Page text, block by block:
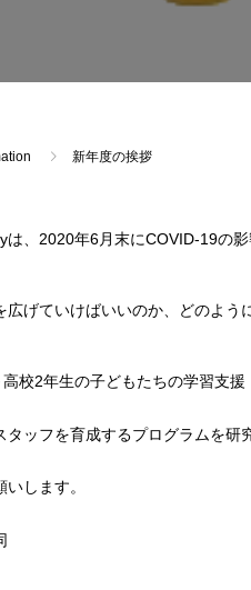
新年度の挨拶
、2020年6月末にCOVID-19の
広げていけばいいのか、どのよ
校2年生の子どもたちの学習支
ッフを育成するプログラムを研
します。